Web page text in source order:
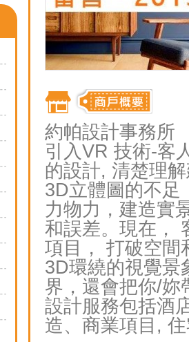
約帕設計事務所
引入VR 技術-客
的設計, 清楚理
3D立體圖的不
力物力，建造實
和誤差。現在，
項目， 打破空間
3D環繞的視覺
界，還會把你/妳
設計服務包括酒
造、商業項目,